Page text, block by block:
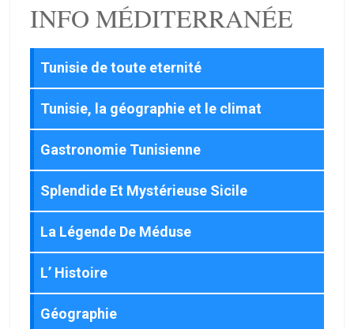
INFO MÉDITERRANÉE
Tunisie de toute eternité
Tunisie, la géographie et le climat
Gastronomie Tunisienne
Splendide Et Mystérieuse Sicile
La Légende De Méduse
L’ Histoire
Géographie